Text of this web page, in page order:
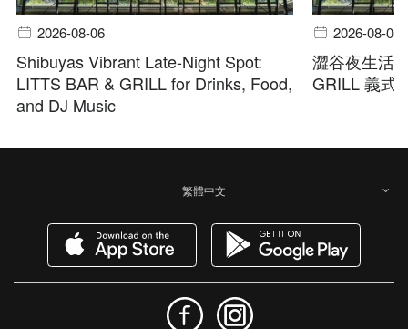
2026-08-06
Shibuyas Vibrant Late-Night Spot:
LITTS BAR & GRILL for Drinks, Food,
and DJ Music
2026-08-06
澀谷夜生活
GRILL 義式
繁體中文